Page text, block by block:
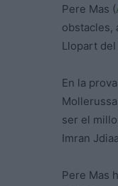
Pere Mas (
obstacles,
Llopart
En la
ser el
Imran
Pere Mas